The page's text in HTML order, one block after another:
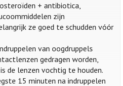
+ antibiotica,
zijn
ze goed te schudden vóór
van oogdruppels
gedragen worden,
de lenzen vochtig te houden.
15 minuten na indruppelen